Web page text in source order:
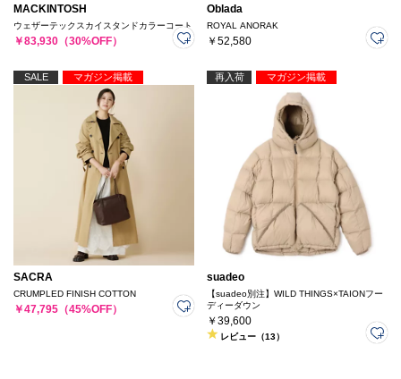
MACKINTOSH
ウェザーテックスカイスタンドカラーコート
￥83,930（30%OFF）
Oblada
ROYAL ANORAK
￥52,580
SALE マガジン掲載
SACRA
CRUMPLED FINISH COTTON
￥47,795（45%OFF）
再入荷 マガジン掲載
suadeo
【suadeo別注】WILD THINGS×TAIONフー
ディーダウン
￥39,600
レビュー（13）